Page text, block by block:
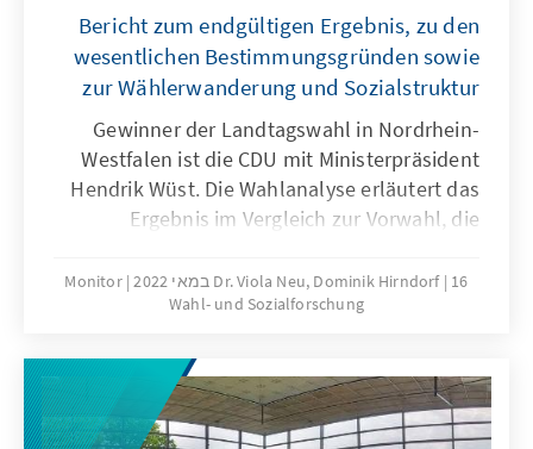
Bericht zum endgültigen Ergebnis, zu den
wesentlichen Bestimmungsgründen sowie
zur Wählerwanderung und Sozialstruktur
Gewinner der Landtagswahl in Nordrhein-
Westfalen ist die CDU mit Ministerpräsident
Hendrik Wüst. Die Wahlanalyse erläutert das
Ergebnis im Vergleich zur Vorwahl, die
Bestimmungsgründe des Wahlergebnisses.
Ausgehend von den Wahltagsbefragungen
die Bedeutung der Einschätzungen von
Spitzenkandidatinnen und -kandidaten,
Parteikompetenzen sowie die Beurteilung von
Dr. Viola Neu, Dominik Hirndorf 16 במאי 2022
Monitor
Wahl- und Sozialforschung